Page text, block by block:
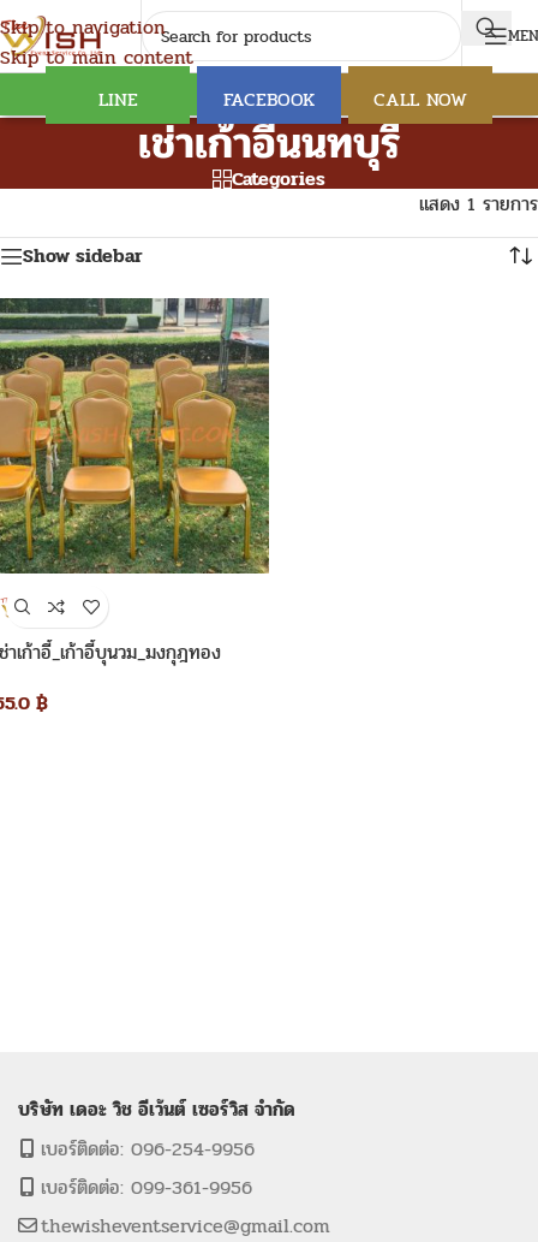
Skip to navigation
Skip to main content
LINE FACEBOOK CALL NOW
เช่าเก้าอี้นนทบุรี
Categories
แสดง 1 รายการ
Show sidebar
าเก้าอี้_เก้าอี้บุนวม_มงกุฎทอง
฿
บริษัท เดอะ วิช อีเว้นต์ เซอร์วิส จำกัด
เบอร์ติดต่อ: 096-254-9956
เบอร์ติดต่อ: 099-361-9956
thewisheventservice@gmail.com